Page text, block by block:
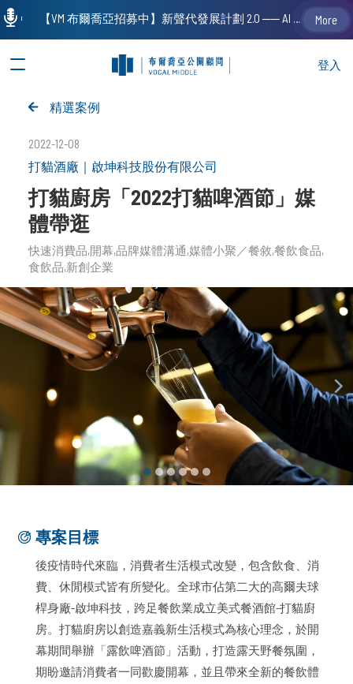
登入
精選案例
2022-12-08
打貓酒廠｜啟坤科技股份有限公司
打貓廚房「2022打貓啤酒節」媒
體帶逛
快速消費品 開幕 品牌媒體溝通 媒體小聚／餐敘 餐飲食品
食飲品 新創企業
專案目標
後疫情時代來臨，消費者生活模式改變，包含飲食、消
費、休閒模式皆有所變化。全球市佔第二大的高爾夫球
桿身廠-啟坤科技，跨足餐飲業成立美式餐酒館-打貓廚
房。打貓廚房以創造嘉義新生活模式為核心理念，於開
幕期間舉辦「露飲啤酒節」活動，打造露天野餐氛圍，
期盼邀請消費者一同歡慶開幕，並且帶來全新的餐飲體
【VM 布爾喬亞招募中】新聲代發展計劃 2.0 ── AI PR 人才加速養成計劃（歡迎「應屆畢業生」、「一年以下相關 / 三年以下非相關經驗工作者」申請加入） More